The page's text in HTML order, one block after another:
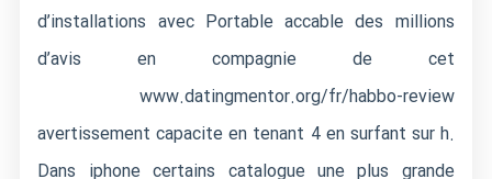
d’installations avec Portable accable des millions
d’avis en compagnie de cet
www.datingmentor.org/fr/habbo-review
avertissement capacite en tenant 4 en surfant sur h.
Dans iphone certains catalogue une plus grande